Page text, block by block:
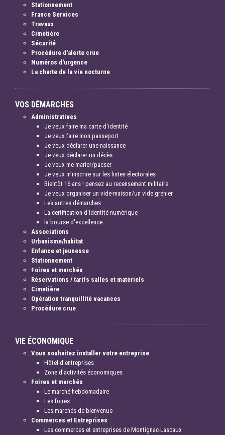
Stationnement
France Services
Travaux
Cimetière
Sécurité
Procédure d'alerte crue
Numéros d'urgence
La charte de la vie nocturne
VOS DÉMARCHES
Administratives
Je veux faire ma carte d'identité
Je veux faire mon passeport
Je veux déclarer une naissance
Je veux déclarer un décès
Je veux me marier/pacser
Je veux m'inscrire sur les listes électorales
Bientôt 16 ans ! pensez au recensement militaire
Je veux organiser un vide-maison/un vide grenier
Les autres démarches
La certification d'identité numérique
la bourse d'excellence
Associations
Urbanisme/habitat
Enfance et jeunesse
Stationnement
Foires et marchés
Réservations / tarifs salles et matériels
Cimetière
Opération tranquillité vacances
Procédure crue
VIE ÉCONOMIQUE
Vous souhaitez installer votre entreprise
Hôtel d'entreprises
Zone d'activités économiques
Foires et marchés
Le marché hebdomadaire
Les foires
Les marchés de bienvenue
Commerces et Entreprises
Les commerces et entreprises de Montignac-Lascaux